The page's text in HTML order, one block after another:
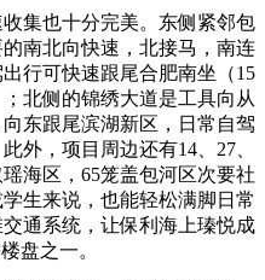
集也十分完美。东侧紧邻包
南北向快速，北接马，南连
行可快速跟尾合肥南坐（15
北侧的锦绣大道是工具向从
东跟尾滨湖新区，日常自驾
外，项目周边还有14、27、
海区，65笼盖包河区次要社
生来说，也能轻松满脚日常
通系统，让保利海上瑧悦成
盘之一。